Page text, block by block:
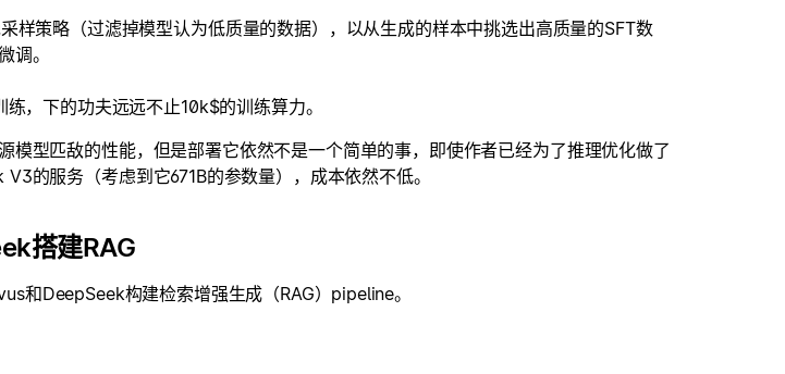
样策略（过滤掉模型认为低质量的数据），以从生成的样本中挑选出高质量的SFT数
调。
，下的功夫远远不止10k$的训练算力。
模型匹敌的性能，但是部署它依然不是一个简单的事，即使作者已经为了推理优化做了
的服务（考虑到它671B的参数量），成本依然不低。
搭建RAG
和DeepSeek构建检索增强生成（RAG）pipeline。